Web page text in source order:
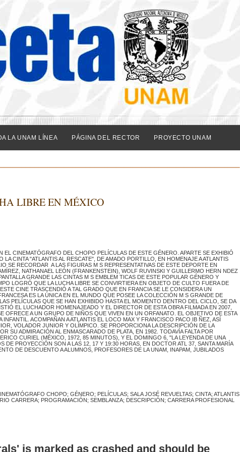
LA UNAM LÍNEA PÁGINA DEL RECTOR PROYECTO UNAM
LIBRE EN MÉXICO
CINEMATÓGRAFO DEL CHOPO PELÍCULAS DE ESTE GÉNERO. APARTE SE EXHIBIÓ
CINTA "ATLANTIS AL RESCATE", DE AMADO PORTILLO, EN HOMENAJE A ATLANTIS
SE RECORDAR A LAS FIGURAS M S REPRESENTATIVAS DE ESTE DEPORTE EN
NATHANAEL LEÓN (FRANKENSTEIN), WOLF RUVINSKI Y GUILLERMO HERN NDEZ
GRANDE LAS CINTAS M S EMBLEM TICAS DE ESTE POPULAR GÉNERO Y
LOGRÓ QUE LA LUCHA LIBRE SE CONVIRTIERA EN OBJETO DE CULTO FUERA DE
CINE TRASCENDIÓ A TAL GRADO QUE EN FRANCIA SE LE CONSIDERA UN
ES LA ÚNICA EN EL MUNDO QUE POSEE LA COLECCIÓN M S GRANDE DE
PELÍCULAS QUE SE HAN EXHIBIDO HASTA EL MOMENTO DENTRO DEL CICLO, SE DA
EL LUCHADOR HOMENAJEADO Y EL DIRECTOR DE ESTA OBRA FILMADA EN 2007,
OFRECE A UN GRUPO DE NIÑOS QUE VIVEN EN UN ORFANATO. EL OBJETIVO DE ESTA
ACOMPAÑAN A ATLANTIS EL LOCO MAX Y FRANCISCO PACO IB ÑEZ, ASÍ
VOLADOR JUNIOR Y OLÍMPICO. SE PROPORCIONA LA DESCRIPCIÓN DE LA
SU ADMIRACIÓN AL ENMASCARADO DE PLATA, EN 1982. TODAVÍA FALTA POR
CURIEL (MÉXICO, 1972, 85 MINUTOS), Y EL DOMINGO 6, "LA LEYENDA DE UNA
PROYECCIÓN SON A LAS 12, 17 Y 19:30 HORAS, EN DOCTOR ATL 37, SANTA MARÍA
DE DESCUENTO A ALUMNOS, PROFESORES DE LA UNAM, INAPAM, JUBILADOS
CHOPO; GÉNERO; PELÍCULAS; SALA JOSÉ REVUELTAS; CINTA; ATLANTIS
CARRERA; PROGRAMACIÓN; SEMBLANZA; DESCRIPCIÓN; CARRERA PROFESIONAL
is marked as crashed and should be